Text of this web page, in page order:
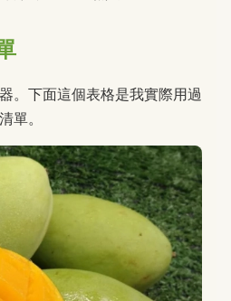
。下面這個表格是我實際用過
單。